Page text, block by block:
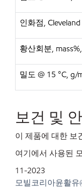
인화점,
황산회분,
밀도 @ 15 °C, g/
보건 및
이 제품에 대한 보
여기에서 사용된
11-2023
모빌코리아윤활유